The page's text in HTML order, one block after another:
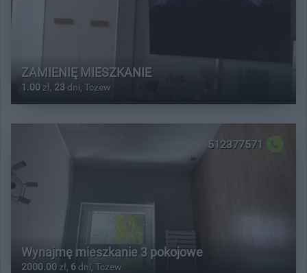
ZAMIENIĘ MIESZKANIE
1.00 zł, 23 dni, Tczew
512377571
Wynajmę mieszkanie 3 pokojowe
2000.00 zł, 6 dni, Tczew